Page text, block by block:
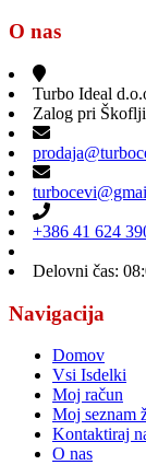
O nas
Turbo Ideal
Zalog pri
+386 41 624
Delovni čas:
Navigacija
Domov
Vsi Isdelki
Moj račun
Moj seznam
Kontaktiraj
O nas